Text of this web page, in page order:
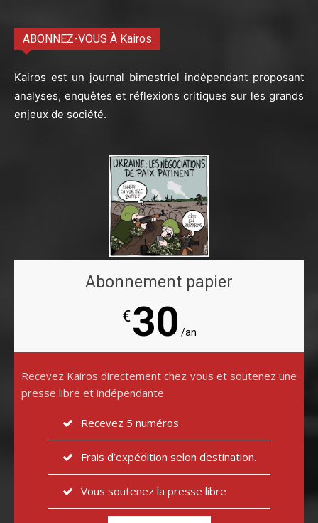
ABONNEZ-VOUS À Kairos
Kairos est un journal bimestriel indépendant proposant
analyses, enquêtes et réflexions critiques sur les grands
enjeux de société.
Abonnement papier
€30 /an
Recevez Kairos directement chez vous et soutenez une
presse libre et indépendante
Recevez 5 numéros
Frais d’expédition selon destination.
Vous soutenez la presse libre